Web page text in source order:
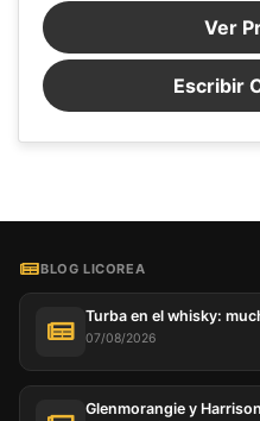
Ver
Escribir
BLOG LICOREA
Turba en el whisky:
07/08/2026
Glenmorangie y